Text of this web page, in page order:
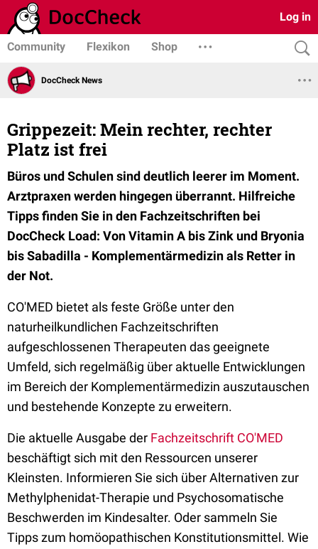
Log in
Community Flexikon Shop
DocCheck News
Grippezeit: Mein rechter, rechter
Platz ist frei
Büros und Schulen sind deutlich leerer im Moment.
Arztpraxen werden hingegen überrannt. Hilfreiche
Tipps finden Sie in den Fachzeitschriften bei
DocCheck Load: Von Vitamin A bis Zink und Bryonia
bis Sabadilla - Komplementärmedizin als Retter in
der Not.
CO'MED bietet als feste Größe unter den
naturheilkundlichen Fachzeitschriften
aufgeschlossenen Therapeuten das geeignete
Umfeld, sich regelmäßig über aktuelle Entwicklungen
im Bereich der Komplementärmedizin auszutauschen
und bestehende Konzepte zu erweitern.
Die aktuelle Ausgabe der Fachzeitschrift CO'MED
beschäftigt sich mit den Ressourcen unserer
Kleinsten. Informieren Sie sich über Alternativen zur
Methylphenidat-Therapie und Psychosomatische
Beschwerden im Kindesalter. Oder sammeln Sie
Tipps zum homöopathischen Konstitutionsmittel. Wie